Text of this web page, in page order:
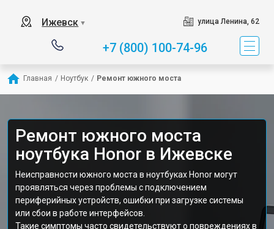
Ижевск ▼ улица Ленина, 62
+7 (800) 100-74-96
Главная / Ноутбук / Ремонт южного моста
Ремонт южного моста
ноутбука Honor в Ижевске
Неисправности южного моста в ноутбуках Honor могут
проявляться через проблемы с подключением
периферийных устройств, ошибки при загрузке системы
или сбои в работе интерфейсов.
Такие симптомы часто свидетельствуют о повреждениях в